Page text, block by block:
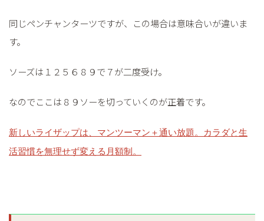
同じペンチャンターツですが、この場合は意味合いが違いま
す。
ソーズは１２５６８９で７が二度受け。
なのでここは８９ソーを切っていくのが正着です。
新しいライザップは、マンツーマン＋通い放題。カラダと生
活習慣を無理せず変える月額制。